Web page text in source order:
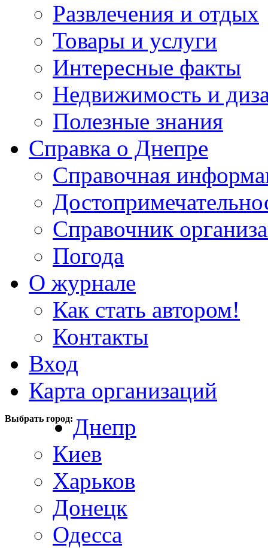
Развлечения и отдых
Товары и услуги
Интересные факты
Недвижимость и
Полезные знания
Справка о Днепре
Справочная
Справочник
Погода
О журнале
Как стать автором!
Контакты
Вход
Карта организаций
Выбрать город:Днепр
Киев
Харьков
Донецк
Одесса